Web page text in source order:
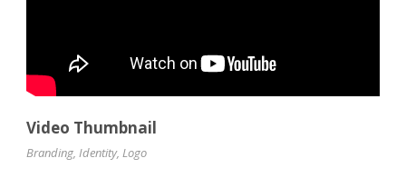
Video Thumbnail
Branding, Identity, Logo